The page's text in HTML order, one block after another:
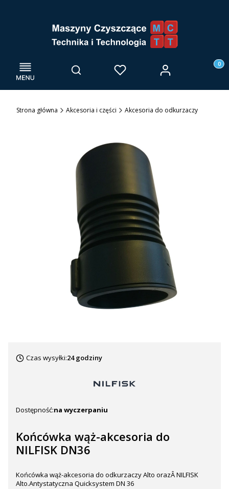
Menu Otwórz wyszukiwarkę
Szukaj Ulubione Zaloguj się
Strona główna Akcesoria i części Akcesoria do odkurzaczy
Czas wysyłki:24 godziny
Dostępność:na wyczerpaniu
Końcówka wąż-akcesoria do
NILFISK DN36
Końcówka wąż-akcesoria do odkurzaczy Alto orazÂ NILFISK
Alto.Antystatyczna Quicksystem DN 36